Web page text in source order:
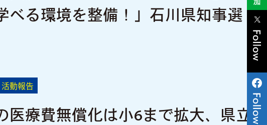
べる環境を整備！」石川県知事選
活動報告
医療費無償化は小6まで拡大、県立